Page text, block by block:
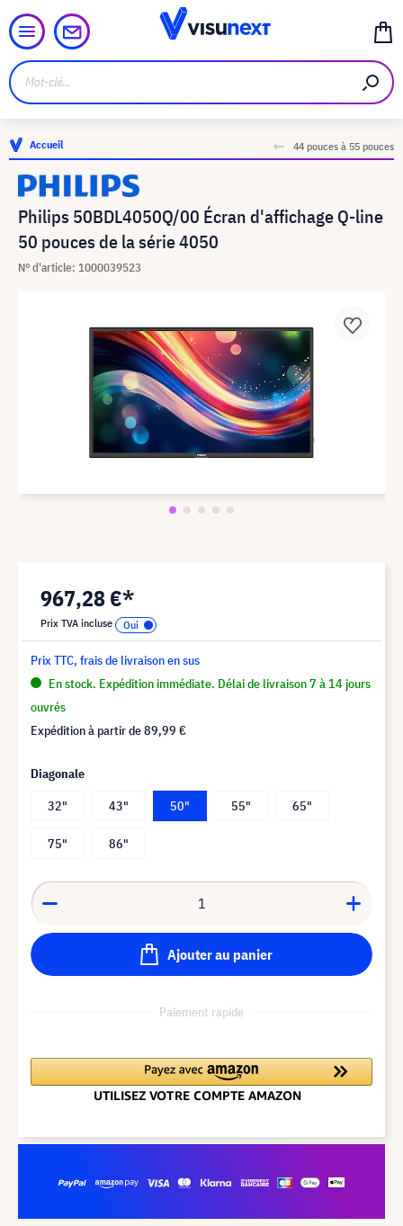
Accueil 44 pouces à 55 pouces
Philips 50BDL4050Q/00 Écran d'affichage Q-line
50 pouces de la série 4050
N° d'article: 1000039523
967,28 €*
Prix TVA incluse
Prix TTC, frais de livraison en sus
En stock. Expédition immédiate. Délai de livraison 7 à 14 jours
ouvrés
Expédition à partir de89,99 €
Diagonale
32"
43" 50" 55" 65"
75" 86"
Ajouter au panier
Paiement rapide